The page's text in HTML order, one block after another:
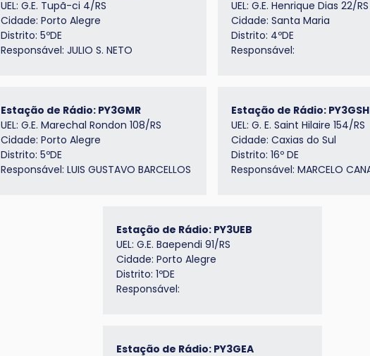
UEL: G.E. Tupã-ci 4/RS
Cidade: Porto Alegre
Distrito: 5ºDE
Responsável: JULIO S. NETO
Estação de Rádio: PY3GMR
UEL: G.E. Marechal Rondon 108/RS
Cidade: Porto Alegre
Distrito: 5ºDE
Responsável: LUIS GUSTAVO BARCELLOS
UEL: G.E. Henrique Dias 22/RS
Cidade: Santa Maria
Distrito: 4ºDE
Responsável:
Estação de Rádio: PY3GSH
UEL: G. E. Saint Hilaire 154/RS
Cidade: Caxias do Sul
Distrito: 16º DE
Responsável: MARCELO
Estação de Rádio: PY3UEB
UEL: G.E. Baependi 91/RS
Cidade: Porto Alegre
Distrito: 1ºDE
Responsável:
Estação de Rádio: PY3GEA